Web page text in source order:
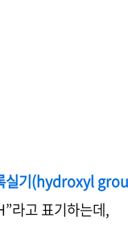
실기(hydroxyl
라고 표기하는데,